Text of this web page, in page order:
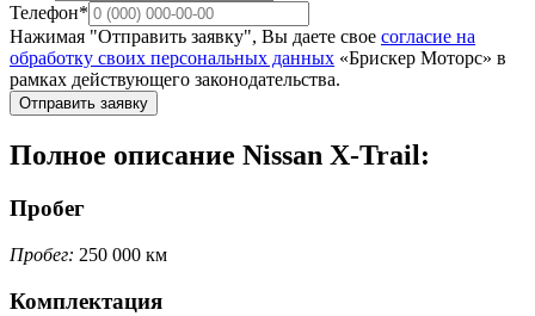
Телефон*
Нажимая "Отправить заявку", Вы даете свое согласие на
обработку своих персональных данных «Брискер Моторс» в
рамках действующего законодательства.
Отправить заявку
Полное описание Nissan X-Trail:
Пробег
Пробег: 250 000 км
Комплектация